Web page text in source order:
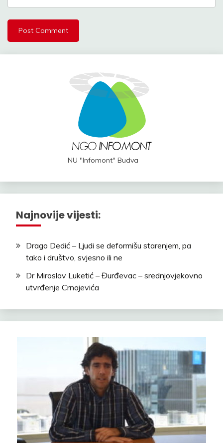
NU "Infomont" Budva
Najnovije vijesti:
Drago Dedić – Ljudi se deformišu starenjem, pa
tako i društvo, svjesno ili ne
Dr Miroslav Luketić – Đurđevac – srednjovjekovno
utvrđenje Crnojevića